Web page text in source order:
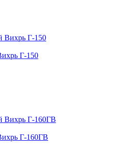
Г-150
Г-160ГВ